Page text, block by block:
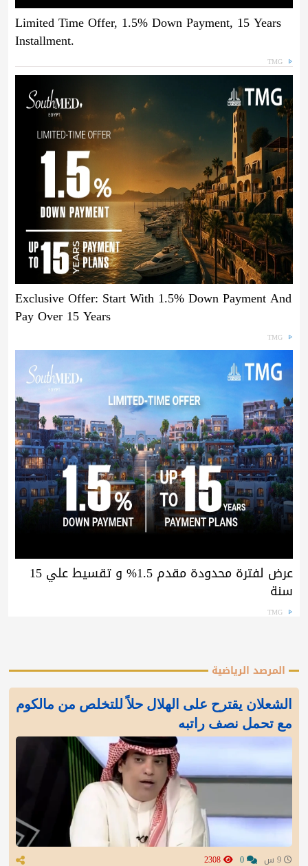
Limited Time Offer, 1.5% Down Payment, 15 Years
Installment.
TMG
Exclusive Offer: Start With 1.5% Down Payment And
Pay Over 15 Years
TMG
عرض لفترة محدودة مقدم 1.5% و تقسيط علي 15
سنة
TMG
المرصد الرياضية
الشعلان يقترح على الهلال حلاً للتخلص من مالكوم
مع تحمل نصف راتبه